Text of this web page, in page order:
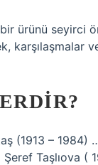
ürünü seyirci
karşılaşmalar
(1913 – 1984)
Taşlıova (